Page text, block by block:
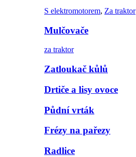
S elektromotorem, Za traktor
Mulčovače
za traktor
Zatloukač kůlů
Drtiče a lisy ovoce
Půdní vrták
Frézy na pařezy
Radlice